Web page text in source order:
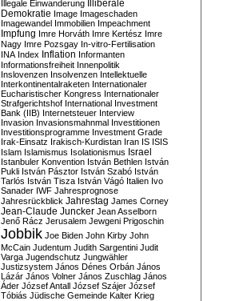
Illegale Einwanderung Illiberale
Demokratie Image Imageschaden
Imagewandel Immobilien Impeachment
Impfung Imre Horváth Imre Kertész Imre
Nagy Imre Pozsgay In-vitro-Fertilisation
INA Index Inflation Informanten
Informationsfreiheit Innenpolitik
Inslovenzen Insolvenzen Intellektuelle
Interkontinentalraketen Internationaler
Eucharistischer Kongress Internationaler
Strafgerichtshof International Investment
Bank (IIB) Internetsteuer Interview
Invasion Invasionsmahnmal Investitionen
Investitionsprogramme Investment Grade
Irak-Einsatz Irakisch-Kurdistan Iran IS ISIS
Islam Islamismus Isolationismus Israel
Istanbuler Konvention István Bethlen István
Pukli István Pásztor István Szabó István
Tarlós István Tisza István Vágó Italien Ivo
Sanader IWF Jahresprognose
Jahresrückblick Jahrestag James Corney
Jean-Claude Juncker Jean Asselborn
Jenő Rácz Jerusalem Jewgeni Prigoschin
Jobbik Joe Biden John Kirby John
McCain Judentum Judith Sargentini Judit
Varga Jugendschutz Jungwähler
Justizsystem János Dénes Orbán János
Lázár János Volner János Zuschlag János
Áder József Antall József Szájer József
Tóbiás Jüdische Gemeinde Kalter Krieg